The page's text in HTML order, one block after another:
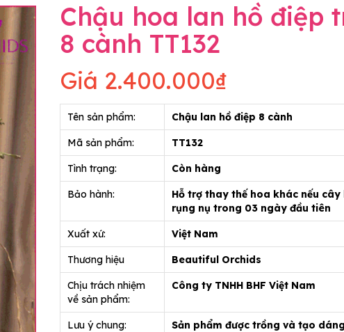
Chậu hoa lan hồ điệp
8 cành TT132
Giá 2.400.000₫
Tên sản phẩm: Chậu lan hồ điệp 8 cành
Mã sản phẩm: TT132
Tình trạng: Còn hàng
Bảo hành:
Hỗ trợ thay thế hoa khác nếu
rụng nụ trong 03 ngày đầu tiên
Xuất xứ: Việt Nam
Thương hiệu Beautiful Orchids
Chịu trách nhiệm
về sản phẩm:
Công ty TNHH BHF Việt Nam
Lưu ý chung:
Sản phẩm được trồng và tạo